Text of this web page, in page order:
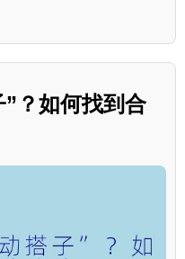
？如何找到合